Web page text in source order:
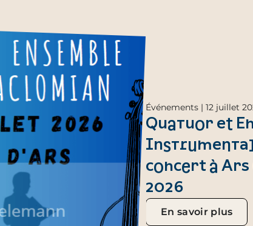
Événements | 12 juillet
Quatuor et
Instrumental
concert à Ars
2026
En savoir plus